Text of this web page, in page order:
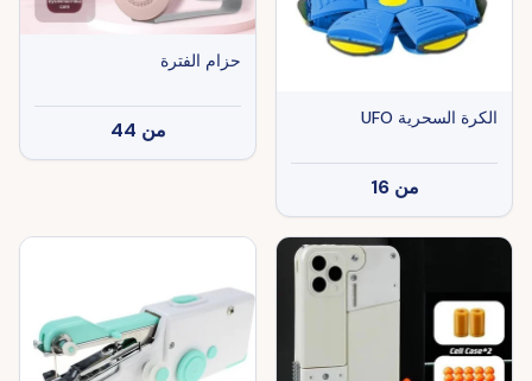
الكرة السحرية UFO
من 16
حزام الفترة
من 44